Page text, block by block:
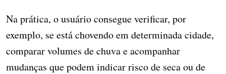
Na prática, o usuário consegue verificar, por
exemplo, se está chovendo em determinada cidade,
comparar volumes de chuva e acompanhar
mudanças que podem indicar risco de seca ou de